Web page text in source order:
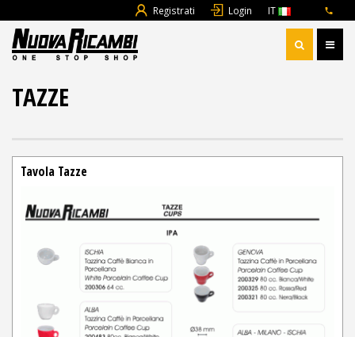
Registrati Login IT
TAZZE
Tavola Tazze